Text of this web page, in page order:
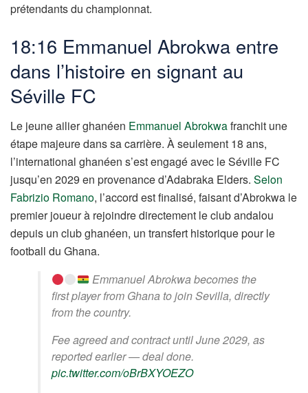
prétendants du championnat.
18:16 Emmanuel Abrokwa entre
dans l’histoire en signant au
Séville FC
Le jeune ailier ghanéen Emmanuel Abrokwafranchit une
étape majeure dans sa carrière. À seulement 18 ans,
l’international ghanéen s’est engagé avec le Séville FC
jusqu’en 2029 en provenance d’Adabraka Elders. Selon
Fabrizio Romano, l’accord est finalisé, faisant d’Abrokwa le
premier joueur à rejoindre directement le club andalou
depuis un club ghanéen, un transfert historique pour le
football du Ghana.
Emmanuel Abrokwa becomes the
first player from Ghana to join Sevilla, directly
from the country.
Fee agreed and contract until June 2029, as
reported earlier — deal done.
pic.twitter.com/oBrBXYOEZO